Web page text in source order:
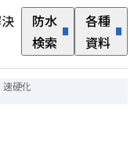
防水
検索
各種
資料
速硬化